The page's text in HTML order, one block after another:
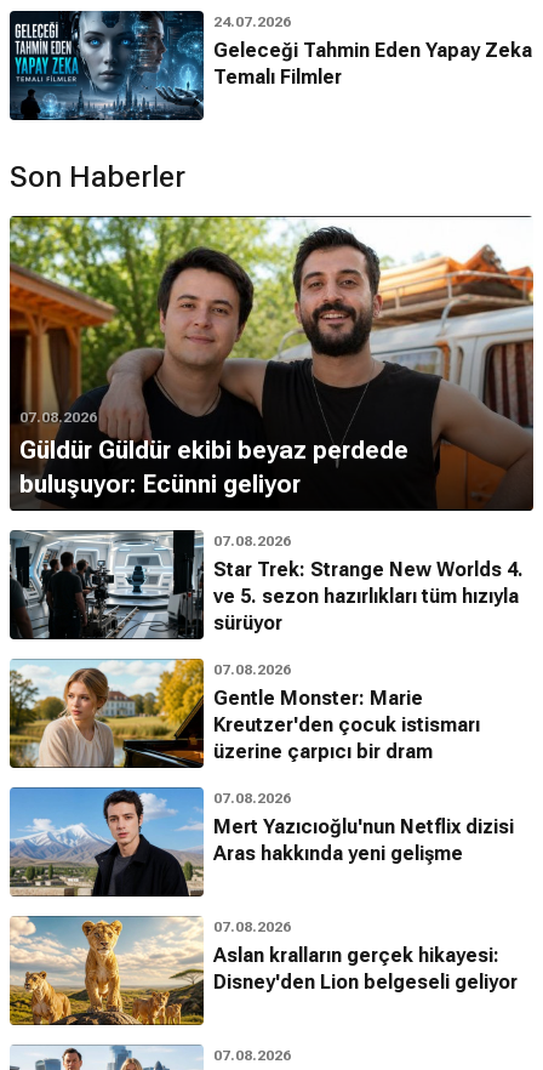
24.07.2026
Geleceği Tahmin Eden Yapay Zeka
Temalı Filmler
Son Haberler
07.08.2026
Güldür Güldür ekibi beyaz perdede
buluşuyor: Ecünni geliyor
07.08.2026
Star Trek: Strange New Worlds 4.
ve 5. sezon hazırlıkları tüm hızıyla
sürüyor
07.08.2026
Gentle Monster: Marie
Kreutzer'den çocuk istismarı
üzerine çarpıcı bir dram
07.08.2026
Mert Yazıcıoğlu'nun Netflix dizisi
Aras hakkında yeni gelişme
07.08.2026
Aslan kralların gerçek hikayesi:
Disney'den Lion belgeseli geliyor
07.08.2026